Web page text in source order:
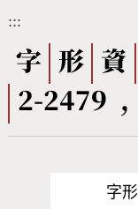
筆順序查詢
CNS查詢
字形下載
熱門查詢統
:::
字 形 資
2-2479
字形